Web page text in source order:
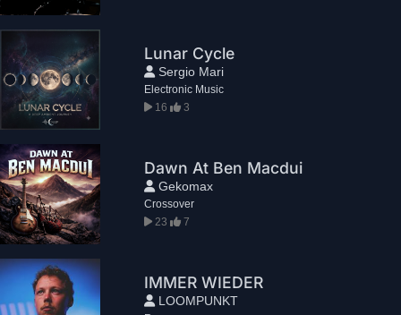
Lunar Cycle
Sergio Mari
Electronic Music
16
3
Dawn At Ben Macdui
Gekomax
Crossover
23
7
IMMER WIEDER
LOOMPUNKT